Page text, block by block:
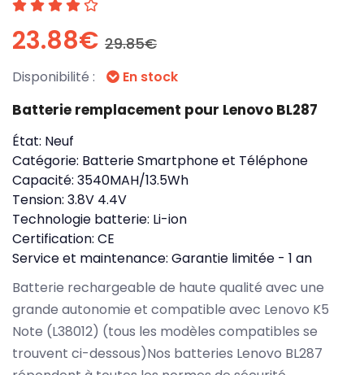
23.88€ 29.85€
Disponibilité : En stock
Batterie remplacement pour Lenovo BL287
État: Neuf
Catégorie: Batterie Smartphone et Téléphone
Capacité: 3540MAH/13.5Wh
Tension: 3.8V 4.4V
Technologie batterie: Li-ion
Certification: CE
Service et maintenance: Garantie limitée - 1 an
Batterie rechargeable de haute qualité avec une
grande autonomie et compatible avec Lenovo K5
Note (L38012) (tous les modèles compatibles se
trouvent ci-dessous)Nos batteries Lenovo BL287